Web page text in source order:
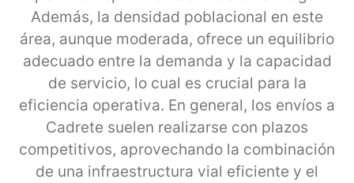
Además, la densidad poblacional en este
área, aunque moderada, ofrece un equilibrio
adecuado entre la demanda y la capacidad
de servicio, lo cual es crucial para la
eficiencia operativa. En general, los envíos a
Cadrete suelen realizarse con plazos
competitivos, aprovechando la combinación
de una infraestructura vial eficiente y el